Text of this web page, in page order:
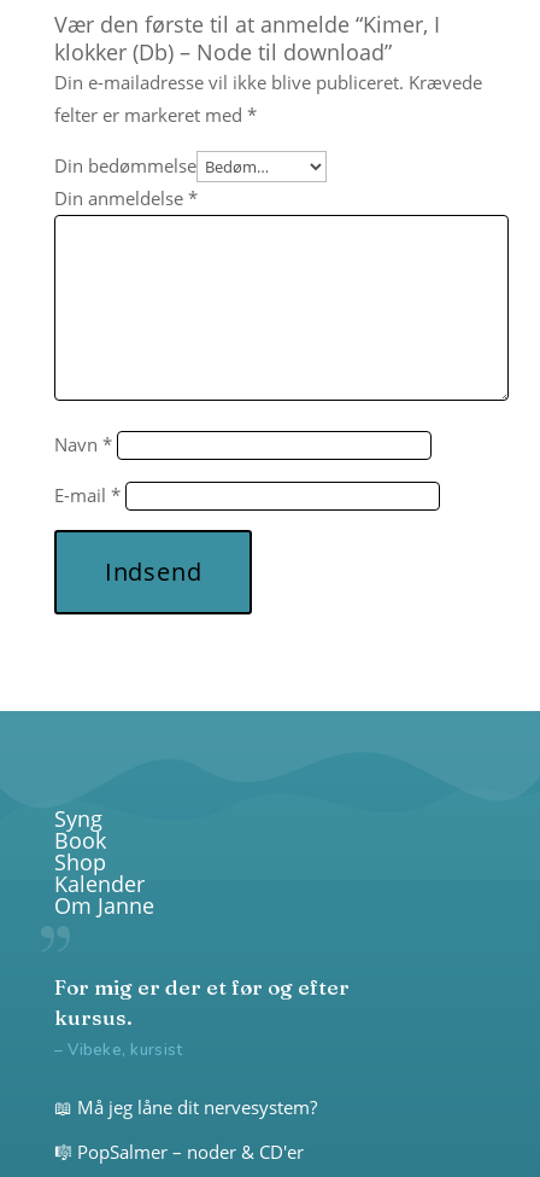
Vær den første til at anmelde “Kimer, I
klokker (Db) – Node til download”
Din e-mailadresse vil ikke blive publiceret. Krævede
felter er markeret med *
Din bedømmelse
Din anmeldelse *
Navn *
E-mail *
Indsend
Syng
Book
Shop
Kalender
Om Janne
For mig er der et før og efter
kursus.
– Vibeke, kursist
📖 Må jeg låne dit nervesystem?
🎼 PopSalmer – noder & CD'er